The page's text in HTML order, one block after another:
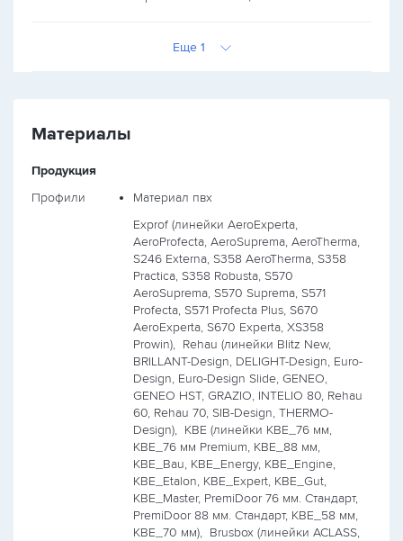
Еще 1
Материалы
Продукция
Профили
Материал пвх
Exprof (линейки AeroExperta,
AeroProfecta, AeroSuprema, AeroTherma,
S246 Externa, S358 AeroTherma, S358
Practica, S358 Robusta, S570
AeroSuprema, S570 Suprema, S571
Profecta, S571 Profecta Plus, S670
AeroExperta, S670 Experta, XS358
Prowin), Rehau (линейки Blitz New,
BRILLANT-Design, DELIGHT-Design, Euro-
Design, Euro-Design Slide, GENEO,
GENEO HST, GRAZIO, INTELIO 80, Rehau
60, Rehau 70, SIB-Design, THERMO-
Design), KBE (линейки KBE_76 мм,
KBE_76 мм Premium, KBE_88 мм,
KBE_Bau, KBE_Energy, KBE_Engine,
KBE_Etalon, KBE_Expert, KBE_Gut,
KBE_Master, PremiDoor 76 мм. Стандарт,
PremiDoor 88 мм. Стандарт, КВЕ_58 мм,
КВЕ_70 мм), Brusbox (линейки ACLASS,